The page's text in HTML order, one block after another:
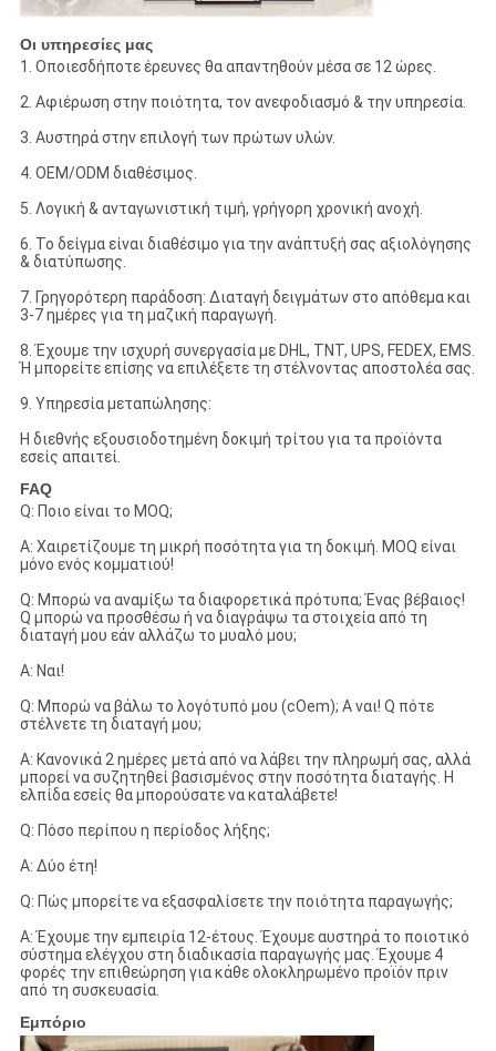
Οι υπηρεσίες μας
1. Οποιεσδήποτε έρευνες θα απαντηθούν μέσα σε 12 ώρες.
2. Αφιέρωση στην ποιότητα, τον ανεφοδιασμό & την υπηρεσία.
3. Αυστηρά στην επιλογή των πρώτων υλών.
4. OEM/ODM διαθέσιμος.
5. Λογική & ανταγωνιστική τιμή, γρήγορη χρονική ανοχή.
6. Το δείγμα είναι διαθέσιμο για την ανάπτυξή σας αξιολόγησης
& διατύπωσης.
7. Γρηγορότερη παράδοση: Διαταγή δειγμάτων στο απόθεμα και
3-7 ημέρες για τη μαζική παραγωγή.
8. Έχουμε την ισχυρή συνεργασία με DHL, TNT, UPS, FEDEX, EMS.
Ή μπορείτε επίσης να επιλέξετε τη στέλνοντας αποστολέα σας.
9. Υπηρεσία μεταπώλησης:
Η διεθνής εξουσιοδοτημένη δοκιμή τρίτου για τα προϊόντα
εσείς απαιτεί.
FAQ
Q: Ποιο είναι το MOQ;
Α: Χαιρετίζουμε τη μικρή ποσότητα για τη δοκιμή. MOQ είναι
μόνο ενός κομματιού!
Q: Μπορώ να αναμίξω τα διαφορετικά πρότυπα; Ένας βέβαιος!
Q μπορώ να προσθέσω ή να διαγράψω τα στοιχεία από τη
διαταγή μου εάν αλλάζω το μυαλό μου;
Α: Ναι!
Q: Μπορώ να βάλω το λογότυπό μου (cOem); Α ναι! Q πότε
στέλνετε τη διαταγή μου;
Α: Κανονικά 2 ημέρες μετά από να λάβει την πληρωμή σας, αλλά
μπορεί να συζητηθεί βασισμένος στην ποσότητα διαταγής. Η
ελπίδα εσείς θα μπορούσατε να καταλάβετε!
Q: Πόσο περίπου η περίοδος λήξης;
Α: Δύο έτη!
Q: Πώς μπορείτε να εξασφαλίσετε την ποιότητα παραγωγής;
Α: Έχουμε την εμπειρία 12-έτους. Έχουμε αυστηρά το ποιοτικό
σύστημα ελέγχου στη διαδικασία παραγωγής μας. Έχουμε 4
φορές την επιθεώρηση για κάθε ολοκληρωμένο προϊόν πριν
από τη συσκευασία.
Εμπόριο